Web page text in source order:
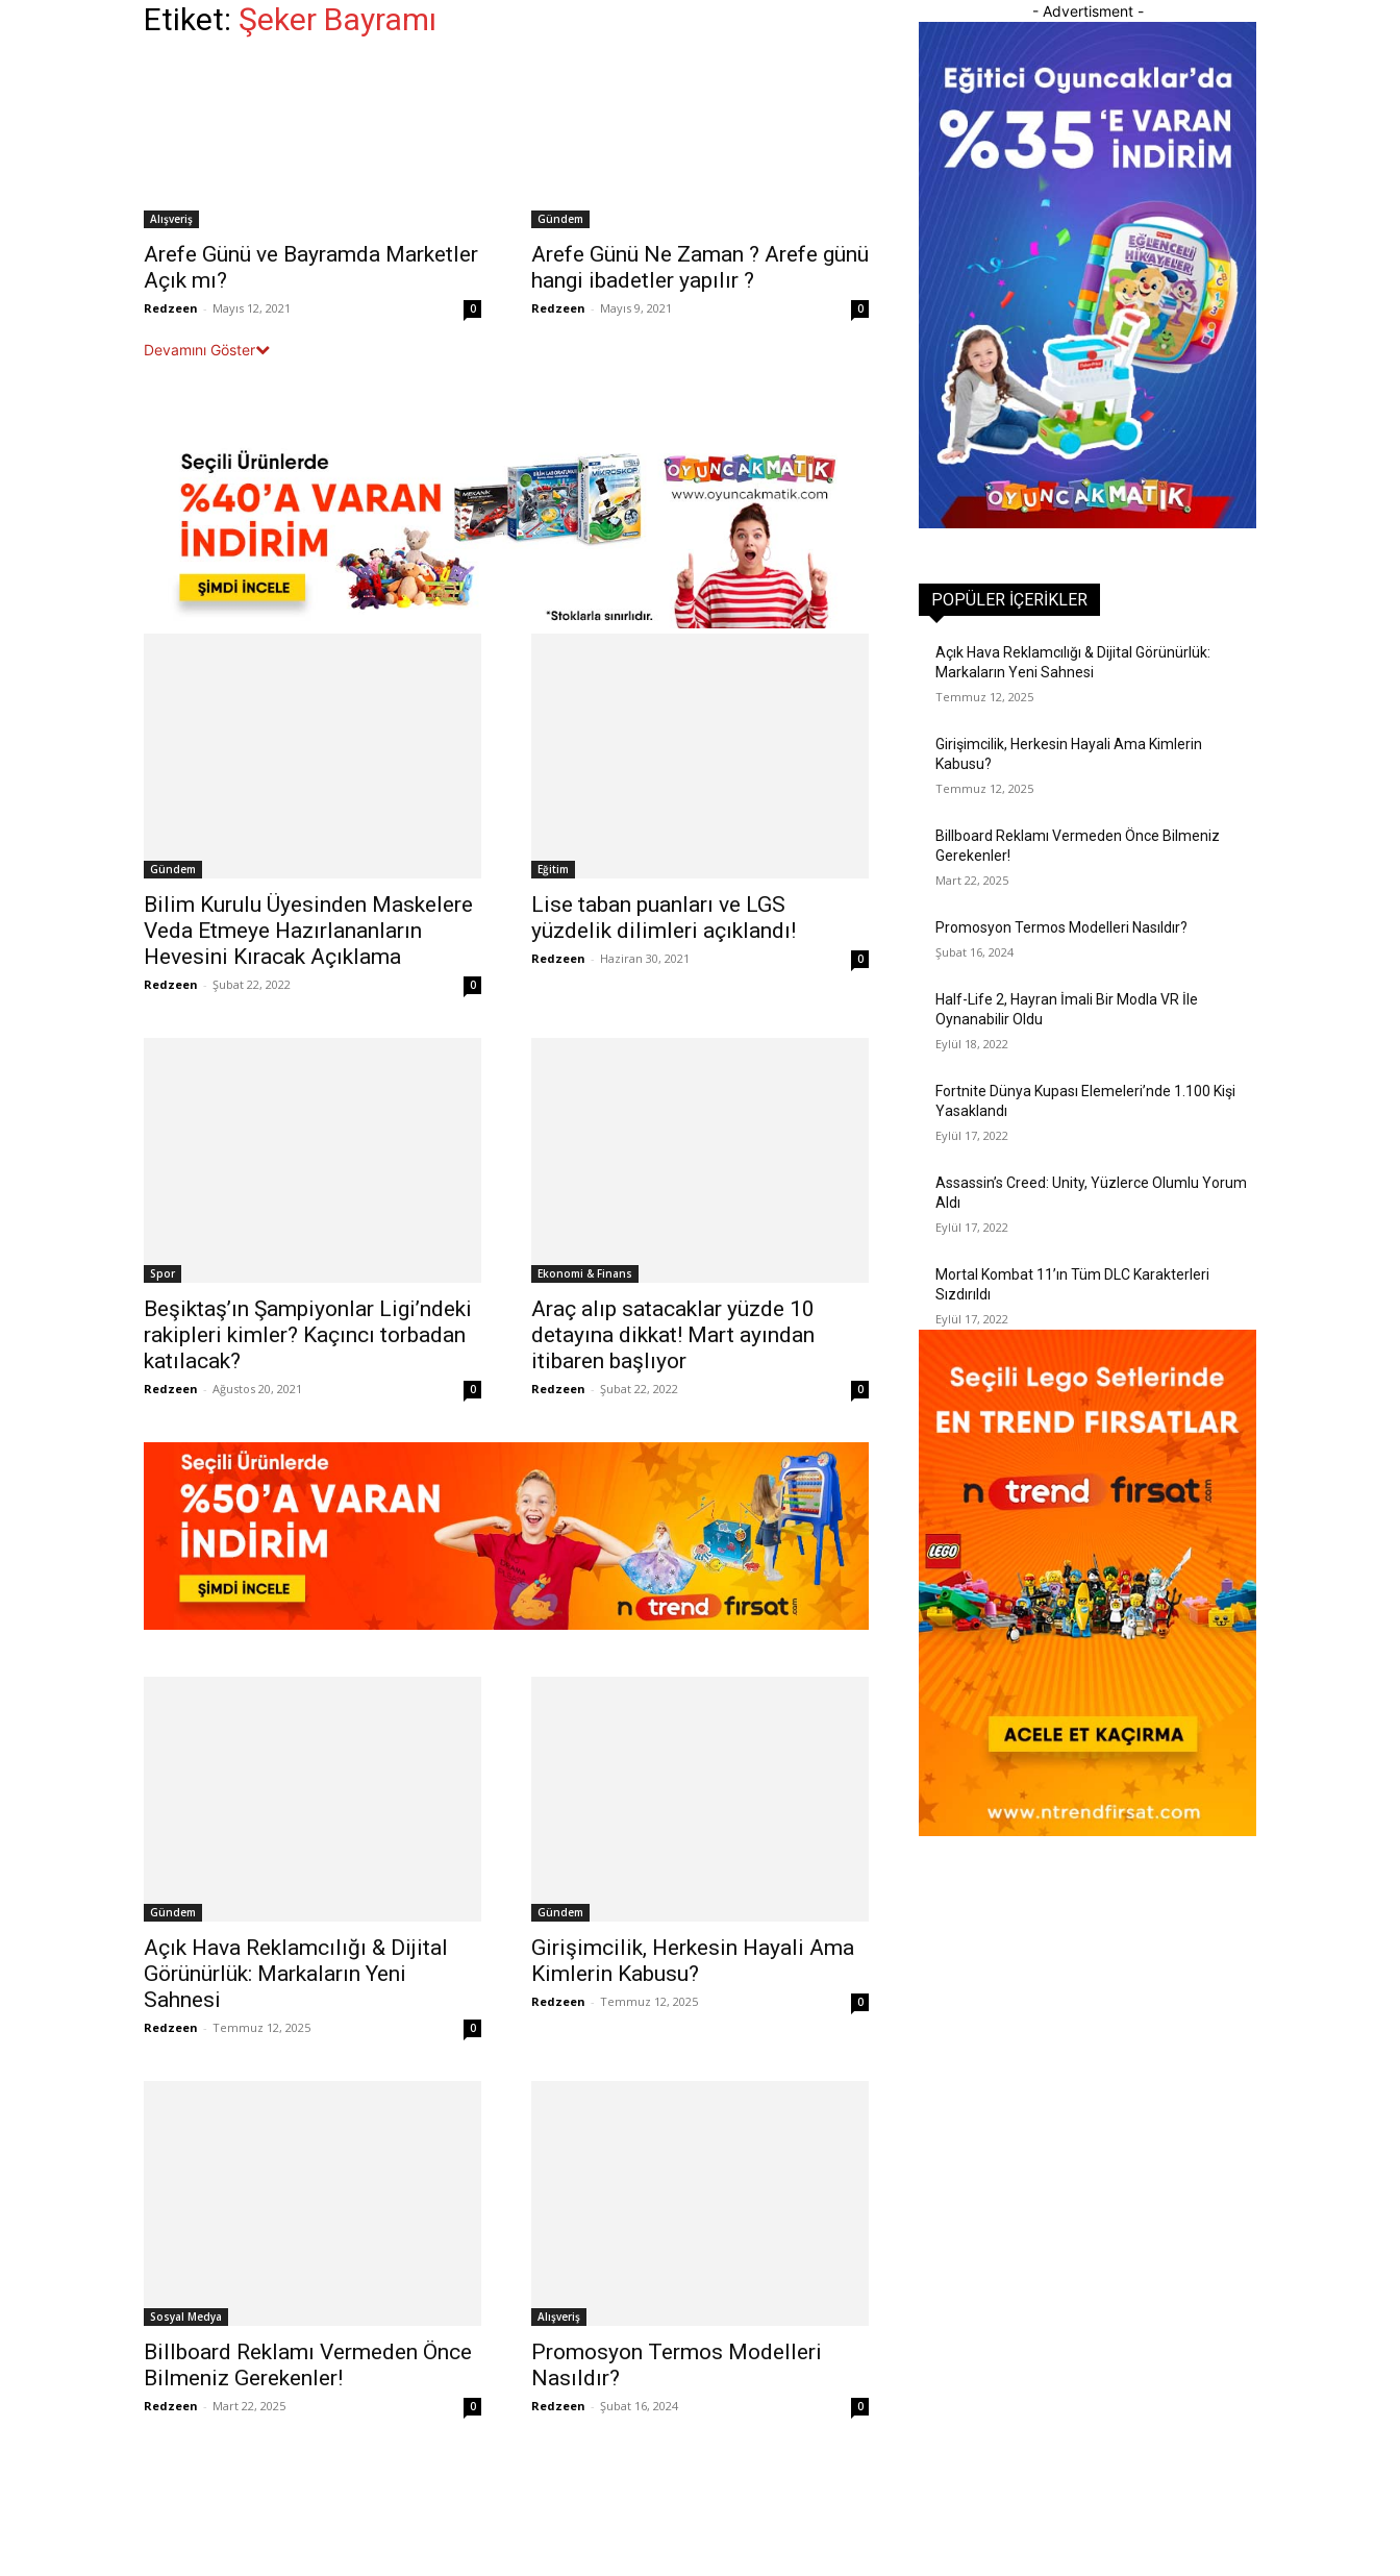
Etiket: Şeker Bayramı
Alışveriş
Arefe Günü ve Bayramda Marketler
Açık mı?
Redzeen - Mayıs 12, 2021 0
Gündem
Arefe Günü Ne Zaman ? Arefe günü
hangi ibadetler yapılır ?
Redzeen - Mayıs 9, 2021 0
Devamını Göster
Gündem
Bilim Kurulu Üyesinden Maskelere
Veda Etmeye Hazırlananların
Hevesini Kıracak Açıklama
Redzeen - Şubat 22, 2022 0
Eğitim
Lise taban puanları ve LGS
yüzdelik dilimleri açıklandı!
Redzeen - Haziran 30, 2021 0
Spor
Beşiktaş’ın Şampiyonlar Ligi’ndeki
rakipleri kimler? Kaçıncı torbadan
katılacak?
Redzeen - Ağustos 20, 2021 0
Ekonomi & Finans
Araç alıp satacaklar yüzde 10
detayına dikkat! Mart ayından
itibaren başlıyor
Redzeen - Şubat 22, 2022 0
Gündem
Açık Hava Reklamcılığı & Dijital
Görünürlük: Markaların Yeni
Sahnesi
Redzeen - Temmuz 12, 2025 0
Gündem
Girişimcilik, Herkesin Hayali Ama
Kimlerin Kabusu?
Redzeen - Temmuz 12, 2025 0
Sosyal Medya
Billboard Reklamı Vermeden Önce
Bilmeniz Gerekenler!
Redzeen - Mart 22, 2025 0
Alışveriş
Promosyon Termos Modelleri
Nasıldır?
Redzeen - Şubat 16, 2024 0
- Advertisment -
POPÜLER İÇERIKLER
Açık Hava Reklamcılığı & Dijital Görünürlük:
Markaların Yeni Sahnesi
Temmuz 12, 2025
Girişimcilik, Herkesin Hayali Ama Kimlerin
Kabusu?
Temmuz 12, 2025
Billboard Reklamı Vermeden Önce Bilmeniz
Gerekenler!
Mart 22, 2025
Promosyon Termos Modelleri Nasıldır?
Şubat 16, 2024
Half-Life 2, Hayran İmali Bir Modla VR İle
Oynanabilir Oldu
Eylül 18, 2022
Fortnite Dünya Kupası Elemeleri’nde 1.100 Kişi
Yasaklandı
Eylül 17, 2022
Assassin’s Creed: Unity, Yüzlerce Olumlu Yorum
Aldı
Eylül 17, 2022
Mortal Kombat 11’ın Tüm DLC Karakterleri
Sızdırıldı
Eylül 17, 2022